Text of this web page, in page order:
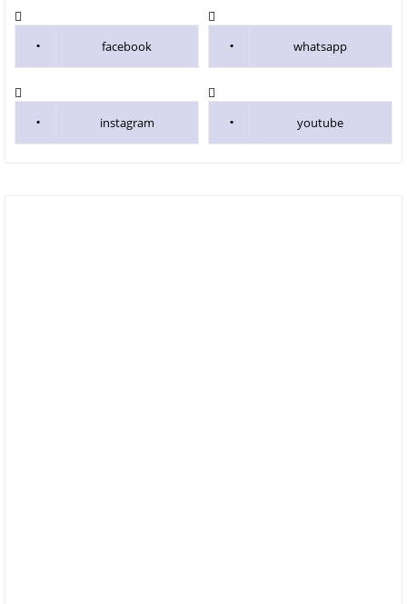
facebook whatsapp
instagram youtube